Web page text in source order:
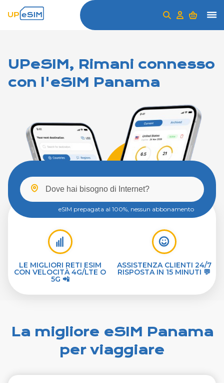
UPeSIM, Rimani connesso
con l'eSIM Panama
eSIM prepagata al 100%, nessun abbonamento
LE MIGLIORI RETI ESIM
CON VELOCITÀ 4G/LTE O
5G 📲
ASSISTENZA CLIENTI 24/7
RISPOSTA IN 15 MINUTI 💬
La migliore eSIM Panama
per viaggiare